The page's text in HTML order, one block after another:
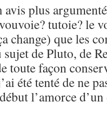
plus
tutoie? le
change) que les
de Pluto, de
toute façon
été tenté de ne
l’amorce